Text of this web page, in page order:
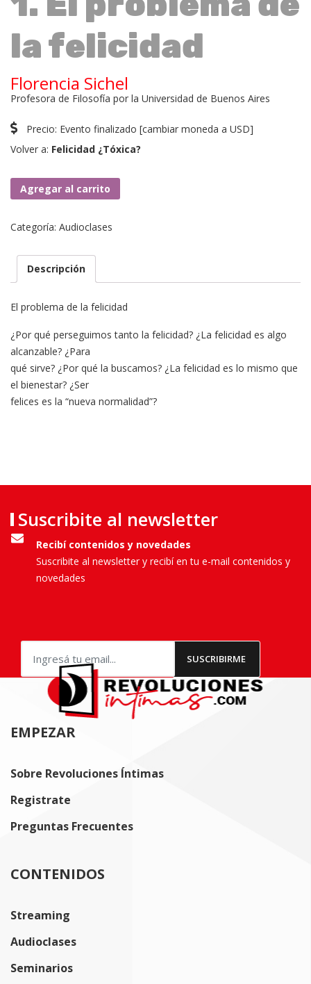
la felicidad
Florencia Sichel
Profesora de Filosofía por la Universidad de Buenos Aires
Precio: Evento finalizado [cambiar moneda a USD]
Volver a: Felicidad ¿Tóxica?
El
de
felicidad
cantidad
Agregar al carrito
Categoría: Audioclases
Descripción
El problema de la felicidad
¿Por qué perseguimos tanto la felicidad? ¿La felicidad es algo
alcanzable? ¿Para
qué sirve? ¿Por qué la buscamos? ¿La felicidad es lo mismo que
el bienestar? ¿Ser
felices es la “nueva normalidad”?
Suscribite al newsletter
Recibí contenidos y novedades
Suscribite al newsletter y recibí en tu e-mail contenidos y
novedades
EMPEZAR
Sobre Revoluciones Íntimas
Registrate
Preguntas Frecuentes
CONTENIDOS
Streaming
Audioclases
Seminarios